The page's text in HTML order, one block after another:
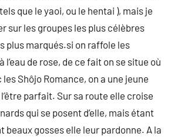
que le yaoi, ou le hentai ), mais je
sur les groupes les plus célèbres
plus marqués.si on raffole les
l’eau de rose, de ce fait on se situe où
Shôjo Romance, on a une jeune
parfait. Sur sa route elle croise
qui se posent d’elle, mais étant
beaux gosses elle leur pardonne. A la